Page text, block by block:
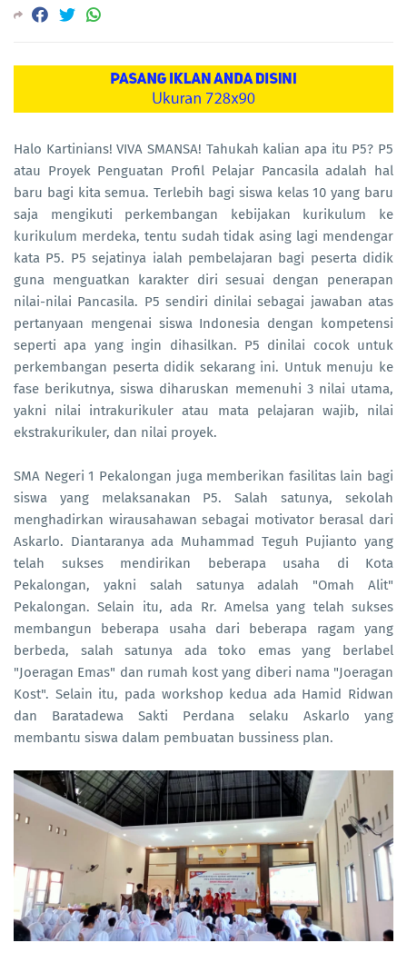
Halo Kartinians! VIVA SMANSA! Tahukah kalian apa itu P5? P5
atau Proyek Penguatan Profil Pelajar Pancasila adalah hal
baru bagi kita semua. Terlebih bagi siswa kelas 10 yang baru
saja mengikuti perkembangan kebijakan kurikulum ke
kurikulum merdeka, tentu sudah tidak asing lagi mendengar
kata P5. P5 sejatinya ialah pembelajaran bagi peserta didik
guna menguatkan karakter diri sesuai dengan penerapan
nilai-nilai Pancasila. P5 sendiri dinilai sebagai jawaban atas
pertanyaan mengenai siswa Indonesia dengan kompetensi
seperti apa yang ingin dihasilkan. P5 dinilai cocok untuk
perkembangan peserta didik sekarang ini. Untuk menuju ke
fase berikutnya, siswa diharuskan memenuhi 3 nilai utama,
yakni nilai intrakurikuler atau mata pelajaran wajib, nilai
ekstrakurikuler, dan nilai proyek.
SMA Negeri 1 Pekalongan juga memberikan fasilitas lain bagi
siswa yang melaksanakan P5. Salah satunya, sekolah
menghadirkan wirausahawan sebagai motivator berasal dari
Askarlo. Diantaranya ada Muhammad Teguh Pujianto yang
telah sukses mendirikan beberapa usaha di Kota
Pekalongan, yakni salah satunya adalah "Omah Alit"
Pekalongan. Selain itu, ada Rr. Amelsa yang telah sukses
membangun beberapa usaha dari beberapa ragam yang
berbeda, salah satunya ada toko emas yang berlabel
"Joeragan Emas" dan rumah kost yang diberi nama "Joeragan
Kost". Selain itu, pada workshop kedua ada Hamid Ridwan
dan Baratadewa Sakti Perdana selaku Askarlo yang
membantu siswa dalam pembuatan bussiness plan.